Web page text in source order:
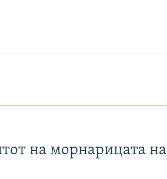
на морнарицата на